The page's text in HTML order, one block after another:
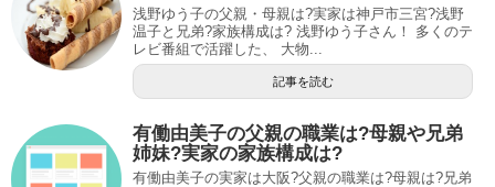
浅野ゆう子の父親・母親は?実家は神戸市三宮?浅野
温子と兄弟?家族構成は? 浅野ゆう子さん！ 多くのテ
レビ番組で活躍した、 大物...
記事を読む
有働由美子の父親の職業は?母親や兄弟
姉妹?実家の家族構成は?
有働由美子の実家は大阪?父親の職業は?母親は?兄弟